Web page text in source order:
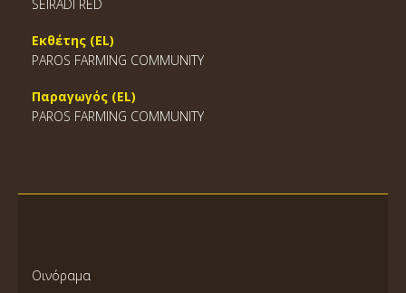
SEIRADI RED
Εκθέτης (EL)
PAROS FARMING COMMUNITY
Παραγωγός (EL)
PAROS FARMING COMMUNITY
Οινόραμα